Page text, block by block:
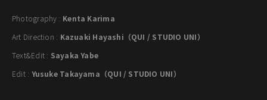
Photography : Kenta Karima
Art Direction : Kazuaki Hayashi（QUI / STUDIO UNI）
Text&Edit : Sayaka Yabe
Edit : Yusuke Takayama（QUI / STUDIO UNI）